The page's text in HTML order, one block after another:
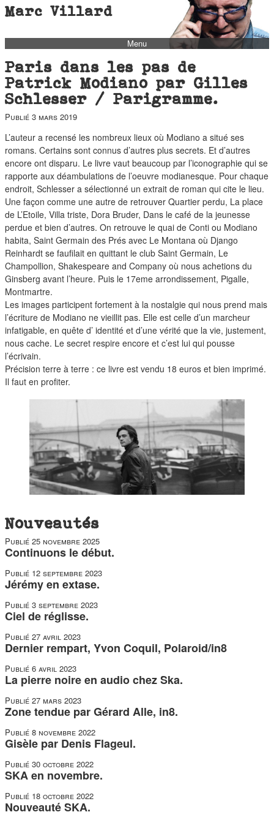
Marc Villard
Menu
biblio
filmo
music
autofiction
interviews
polaroid
famille
blog
short stories
duos
Paris dans les pas de
Patrick Modiano par Gilles
Schlesser / Parigramme.
Publié 3 mars 2019
L’auteur a recensé les nombreux lieux où Modiano a situé ses
romans. Certains sont connus d’autres plus secrets. Et d’autres
encore ont disparu. Le livre vaut beaucoup par l’iconographie qui se
rapporte aux déambulations de l’oeuvre modianesque. Pour chaque
endroit, Schlesser a sélectionné un extrait de roman qui cite le lieu.
Une façon comme une autre de retrouver Quartier perdu, La place
de L’Etoile, Villa triste, Dora Bruder, Dans le café de la jeunesse
perdue et bien d’autres. On retrouve le quai de Conti ou Modiano
habita, Saint Germain des Prés avec Le Montana où Django
Reinhardt se faufilait en quittant le club Saint Germain, Le
Champollion, Shakespeare and Company où nous achetions du
Ginsberg avant l’heure. Puis le 17eme arrondissement, Pigalle,
Montmartre.
Les images participent fortement à la nostalgie qui nous prend mais
l’écriture de Modiano ne vieillit pas. Elle est celle d’un marcheur
infatigable, en quête d’ identité et d’une vérité que la vie, justement,
nous cache. Le secret respire encore et c’est lui qui pousse
l’écrivain.
Précision terre à terre : ce livre est vendu 18 euros et bien imprimé.
Il faut en profiter.
Nouveautés
Publié 25 novembre 2025
Continuons le début.
Publié 12 septembre 2023
Jérémy en extase.
Publié 3 septembre 2023
Ciel de réglisse.
Publié 27 avril 2023
Dernier rempart, Yvon Coquil, Polaroid/in8
Publié 6 avril 2023
La pierre noire en audio chez Ska.
Publié 27 mars 2023
Zone tendue par Gérard Alle, in8.
Publié 8 novembre 2022
Gisèle par Denis Flageul.
Publié 30 octobre 2022
SKA en novembre.
Publié 18 octobre 2022
Nouveauté SKA.